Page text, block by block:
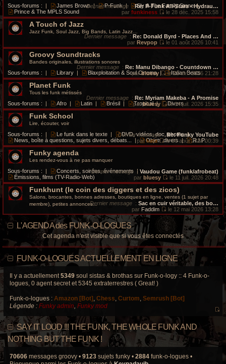
e
s
s
e
n
i
e
e
s
s
e
l
e
d
n
e
e
s
s
e
Sous-forums : | James Brown | P-Funk | Sly & The Family Stone |
Prince & The MPLS Sound
Dernier message :Re: P-Funk All-Stars - Hydrau…
par funkiness
V
r
e
r
n
i
m
e
s
e
le 28 déc. 2025 15:58
A Touch of Jazz
Jazz Funk, Soul Jazz, Big Bands, Latin Jazz…
Dernier message : Re: Donald Byrd - Places And …
par Revpop
V
r
l
e
r
n
i
e
s
s
le 01 août 2026 10:41
Groovy Soundtracks
Bandes originales, illustrations sonores
Sous-forums : | Library | Blaxploitation & Soul Cinema | Italian Beats
Dernier message : Re: Manu Dibango - Countdown …
parbluesy
V
r
l
e
n
i
e
s
a
e
le 21 avr. 2026 21:28
Planet Funk
Tous les funk métissés
Sous-forums : | Afro | Latin | Brésil | Tropical | Divers
Dernier message : Re: Myriam Makeba - A Promise
parbluesy
V
l
e
d
i
e
r
m
e
s
s
a
g
e
le 14 juil. 2026 15:35
Funk School
Lire, écouter, voir
Sous-forums : | Le funk dans le texte | DVD, vidéos, doc, photos |
News, boîte à questions, sujets divers, débats...
| Objets divers | R.I.P.
Dernier message:Re: Funky YouTube
parkata
V
l
e
d
e
r
n
i
e
m
e
s
s
a
g
e
le 06 août 2026 00:39
Funky agenda
Les rendez-vous à ne pas manquer
Sous-forums : | Concerts, soirées, événements |
Émissions, films (TV-Radio-Web)
Dernier message : Vaudou Game (funk/afrobeat)
par bluesy
V
o
r
l
e
e
r
n
i
e
r
m
e
s
s
e
le 11 juil. 2026 20:48
Funkhunt (le coin des diggers et des zicos)
Salons, brocantes, bonnes adresses, boutiques en ligne, ventes (1 sujet par
membre), petites annonces...Dernier message : Sac en cuir véritable, des bo…
par Faddim
V
o
i
r
e
d
e
r
i
e
a
g
e
le 12 mai 2026 13:28
L'AGENDA des FUNK-O-LOGUES
Cet agenda n'est visible que si vous êtes connectés
FUNK-O-LOGUES ACTUELLEMENT EN LIGNE
Il y a actuellement 5349 soul sistas & brothas sur Funk-o-logy :: 4 Funk-o-
logues, 0 agent secret et 5345 extraterrestres ( Great! )
Funk-o-logues : Amazon [Bot] Chess Curtom Semrush [Bot]
Légende : Funky admin Funky mod
e
d
SAY IT LOUD !!! THE FUNK, THE WHOLE FUNK AND
NOTHING BUT THE FUNK !
70606 messages groovy • 9123 sujets funky • 2884 funk-o-logues •